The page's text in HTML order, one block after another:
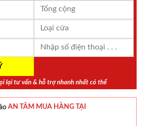
lại tư vấn & hỗ trợ nhanh nhất có thể
AN TÂM MUA HÀNG TẠI